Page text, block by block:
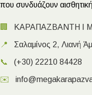
που συνδυάζουν
🏢 ΚΑΡΑΠΑΖΒΑΝΤΗ Ι
📍 Σαλαμίνος 2, Λιανή
📞 (+30) 22210 84428
✉️